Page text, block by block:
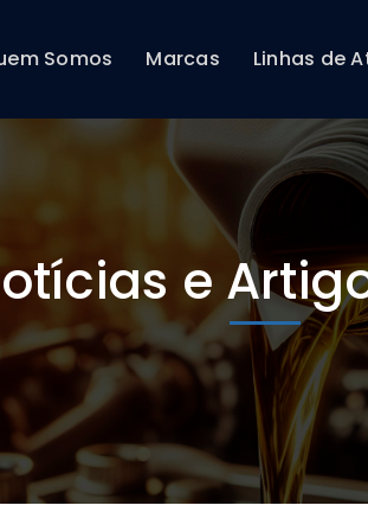
Somos Marcas Linhas de
e